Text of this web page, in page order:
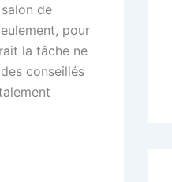
de
pour
la tâche ne
conseillés